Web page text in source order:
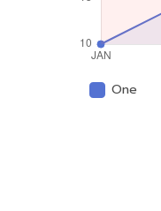
One